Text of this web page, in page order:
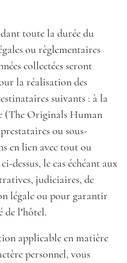
toute la durée du
ou règlementaires
collectées seront
la réalisation des
suivants : à la
(The Originals Human
ou sous-
en lien avec tout ou
dessus, le cas échéant aux
judiciaires, de
légale ou pour garantir
de l’hôtel.
applicable en matière
personnel, vous